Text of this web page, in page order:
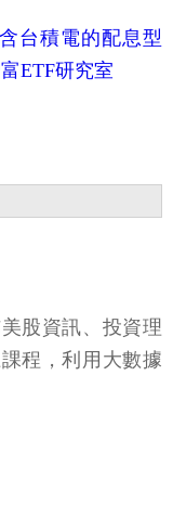
台積電的配息型
ETF研究室
股資訊、投資理
程，利用大數據